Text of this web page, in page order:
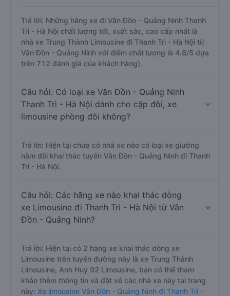
Trả lời: Những hãng xe đi Vân Đồn - Quảng Ninh Thanh
Trì - Hà Nội chất lượng tốt, xuất sắc, cao cấp nhất là
nhà xe Trung Thành Limousine đi Thanh Trì - Hà Nội từ
Vân Đồn - Quảng Ninh với điểm chất lượng là 4.8/5 dựa
trên 712 đánh giá của khách hàng).
Câu hỏi: Có loại xe Vân Đồn - Quảng Ninh
Thanh Trì - Hà Nội dành cho cặp đôi, xe
limousine phòng đôi không?
Trả lời: Hiện tại chưa có nhà xe nào có loại xe giường
nằm đôi khai thác tuyến Vân Đồn - Quảng Ninh đi Thanh
Trì - Hà Nội.
Câu hỏi: Các hãng xe nào khai thác dòng
xe Limousine đi Thanh Trì - Hà Nội từ Vân
Đồn - Quảng Ninh?
Trả lời: Hiện tại có 2 hãng xe khai thác dòng xe
Limousine trên tuyến đường này là xe Trung Thành
Limousine, Anh Huy 92 Limousine, bạn có thể tham
khảo thêm thông tin và đặt vé các nhà xe này tại trang
này: Xe limousine Vân Đồn - Quảng Ninh đi Thanh Trì -